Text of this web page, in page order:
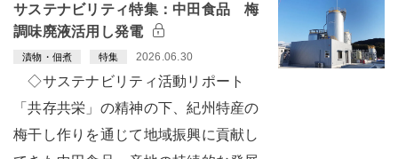
サステナビリティ特集：中田食品 梅
調味廃液活用し発電
漬物・佃煮 特集 2026.06.30
◇サステナビリティ活動リポート
「共存共栄」の精神の下、紀州特産の
梅干し作りを通じて地域振興に貢献し